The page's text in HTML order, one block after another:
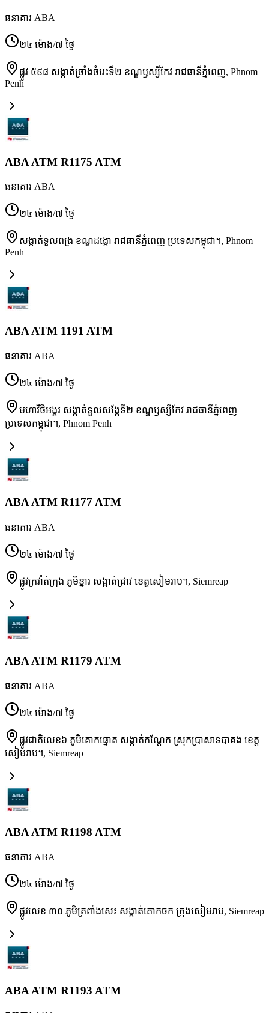
ធនាគារ ABA
២៤ ម៉ោង/៧ ថ្ងៃ
ផ្លូវ ៥៩៨ សង្កាត់ច្រាំងចំរេះទី២ ខណ្ឌឫស្សីកែវ រាជធានីភ្នំពេញ, Phnom
Penh
ABA ATM R1175 ATM
ធនាគារ ABA
២៤ ម៉ោង/៧ ថ្ងៃ
សង្កាត់ទួលពង្រ ខណ្ឌដង្កោ រាជធានីភ្នំពេញ ប្រទេសកម្ពុជា។, Phnom
Penh
ABA ATM 1191 ATM
ធនាគារ ABA
២៤ ម៉ោង/៧ ថ្ងៃ
មហាវិថីអង្គរ សង្កាត់ទួលសង្កែទី២ ខណ្ឌឫស្សីកែវ រាជធានីភ្នំពេញ
ប្រទេសកម្ពុជា។, Phnom Penh
ABA ATM R1177 ATM
ធនាគារ ABA
២៤ ម៉ោង/៧ ថ្ងៃ
ផ្លូវ​ក្រវ៉ាត់ក្រុង ភូមិ​ខ្នារ សង្កាត់​ជ្រាវ ខេត្ត​សៀមរាប។, Siemreap
ABA ATM R1179 ATM
ធនាគារ ABA
២៤ ម៉ោង/៧ ថ្ងៃ
ផ្លូវជាតិ​លេខ​៦ ភូមិ​គោក​ធ្នោត សង្កាត់​កណ្ដែក ស្រុក​ប្រាសាទបាគង ខេត្ត​
សៀមរាប។, Siemreap
ABA ATM R1198 ATM
ធនាគារ ABA
២៤ ម៉ោង/៧ ថ្ងៃ
ផ្លូវ​លេខ ៣០ ភូមិ​ត្រពាំង​សេះ សង្កាត់​គោកចក ក្រុង​សៀមរាប, Siemreap
ABA ATM R1193 ATM